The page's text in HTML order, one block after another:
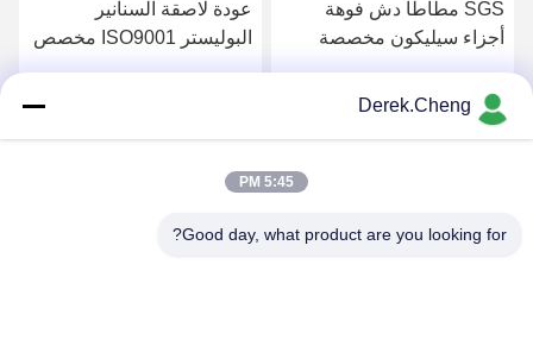
SGS مطاطا دش فوهة
أجزاء سيليكون مخصصة
عودة لاصقة السنانير
البوليستر ISO9001 مخصص
Derek.Cheng
5:45 PM
Good day, what product are you looking for?